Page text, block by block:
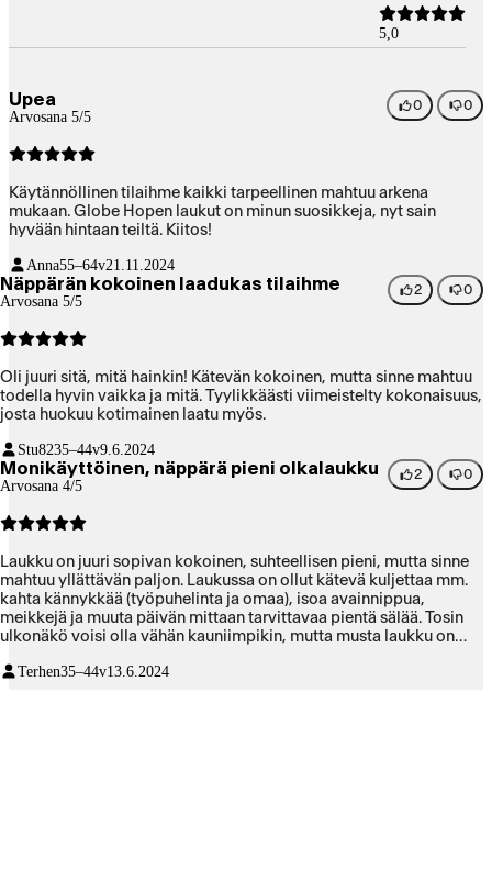
5,0
Upea
Arvosana 5/5
0 0
Käytännöllinen tilaihme kaikki tarpeellinen mahtuu arkena
mukaan. Globe Hopen laukut on minun suosikkeja, nyt sain
hyvään hintaan teiltä. Kiitos!
Anna55–64v21.11.2024
Näppärän kokoinen laadukas tilaihme
Arvosana 5/5
2 0
Oli juuri sitä, mitä hainkin! Kätevän kokoinen, mutta sinne mahtuu
todella hyvin vaikka ja mitä. Tyylikkäästi viimeistelty kokonaisuus,
josta huokuu kotimainen laatu myös.
Stu8235–44v9.6.2024
Monikäyttöinen, näppärä pieni olkalaukku
Arvosana 4/5
2 0
Laukku on juuri sopivan kokoinen, suhteellisen pieni, mutta sinne
mahtuu yllättävän paljon. Laukussa on ollut kätevä kuljettaa mm.
kahta kännykkää (työpuhelinta ja omaa), isoa avainnippua,
meikkejä ja muuta päivän mittaan tarvittavaa pientä sälää. Tosin
ulkonäkö voisi olla vähän kauniimpikin, mutta musta laukku on
monenlaisten vaatteiden ja asukokonaisuuksien kanssa.
Terhen35–44v13.6.2024